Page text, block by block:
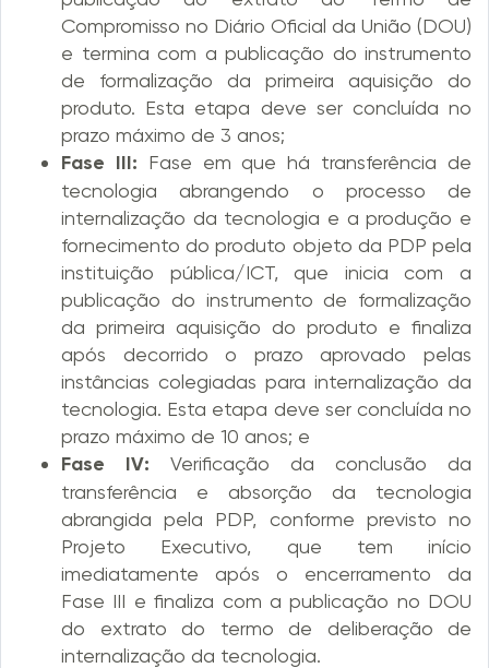
Compromisso no Diário Oficial da União (DOU)
e termina com a publicação do instrumento
de formalização da primeira aquisição do
produto. Esta etapa deve ser concluída no
prazo máximo de 3 anos;
Fase III: Fase em que há transferência de
tecnologia abrangendo o processo de
internalização da tecnologia e a produção e
fornecimento do produto objeto da PDP pela
instituição pública/ICT, que inicia com a
publicação do instrumento de formalização
da primeira aquisição do produto e finaliza
após decorrido o prazo aprovado pelas
instâncias colegiadas para internalização da
tecnologia. Esta etapa deve ser concluída no
prazo máximo de 10 anos; e
Fase IV: Verificação da conclusão da
transferência e absorção da tecnologia
abrangida pela PDP, conforme previsto no
Projeto Executivo, que tem início
imediatamente após o encerramento da
Fase III e finaliza com a publicação no DOU
do extrato do termo de deliberação de
internalização da tecnologia.